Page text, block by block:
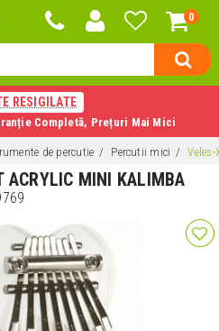
0
RESIGILATE
Completă, Prețuri Mai Mici
de percutie Percutii mici
ACRYLIC MINI KALIMBA